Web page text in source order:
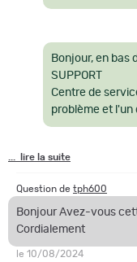
Indice d'étanchéité/IP
Température de
Dimensions 13,3" x 2,2"
Poids 1,87 lb / 0,85 kg
Garantie 2 ans
ACCESSOIRES INCLUS
Lingettes de nettoyage
Lentille
Capuchon pare-soleil
Protecteur de câble USB-
Bonjour, en bas
SUPPORT
Centre de
problème et l'un
... lire la suite
Question de tph600
Bonjour Avez-vous
Cordialement
le 10/08/2024